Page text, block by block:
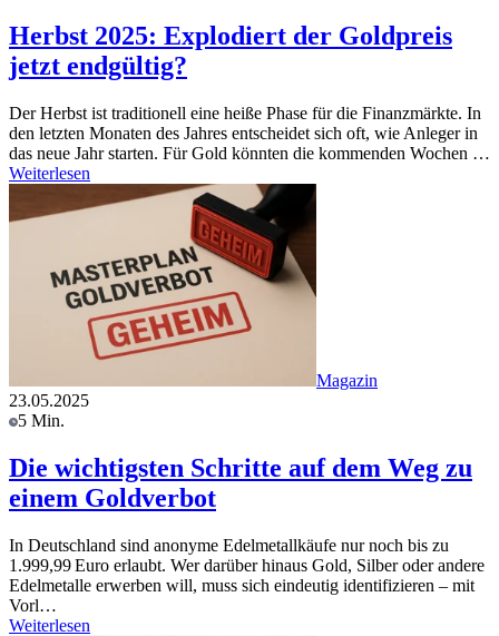
Herbst 2025: Explodiert der Goldpreis
jetzt endgültig?
Der Herbst ist traditionell eine heiße Phase für die Finanzmärkte. In
den letzten Monaten des Jahres entscheidet sich oft, wie Anleger in
das neue Jahr starten. Für Gold könnten die kommenden Wochen …
Weiterlesen
Magazin
23.05.2025
5 Min.
Die wichtigsten Schritte auf dem Weg zu
einem Goldverbot
In Deutschland sind anonyme Edelmetallkäufe nur noch bis zu
1.999,99 Euro erlaubt. Wer darüber hinaus Gold, Silber oder andere
Edelmetalle erwerben will, muss sich eindeutig identifizieren – mit
Vorl…
Weiterlesen